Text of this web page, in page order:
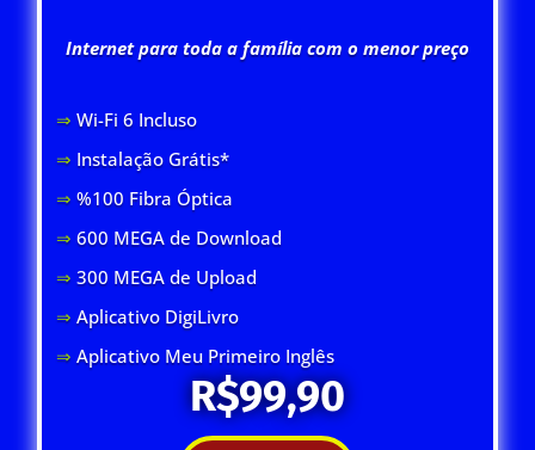
Internet para toda a família com o menor preço
⇒ Wi-Fi 6 Incluso
⇒ Instalação Grátis*
⇒ %100 Fibra Óptica
⇒ 600 MEGA de Download
⇒300 MEGA de Upload
⇒Aplicativo DigiLivro
⇒Aplicativo Meu Primeiro Inglês
R$99,90